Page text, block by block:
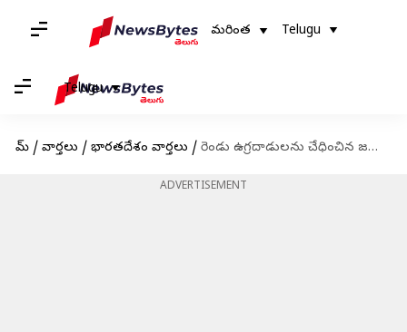
మరింత Telugu
Telugu
హోమ్ / వార్తలు / భారతదేశం వార్తలు / రెండు ఉగ్రదాడులను చేధించిన జమ్ముకశ్మీర్ పోలీసులు.. ఐదుగురు లష్కర్ టెర్రరిస్టుల అరెస్ట్
ADVERTISEMENT